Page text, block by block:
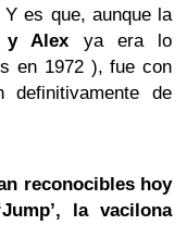
es que, aunque la
y Alex ya era lo
en 1972 ), fue con
definitivamente de
reconocibles hoy
la vacilona